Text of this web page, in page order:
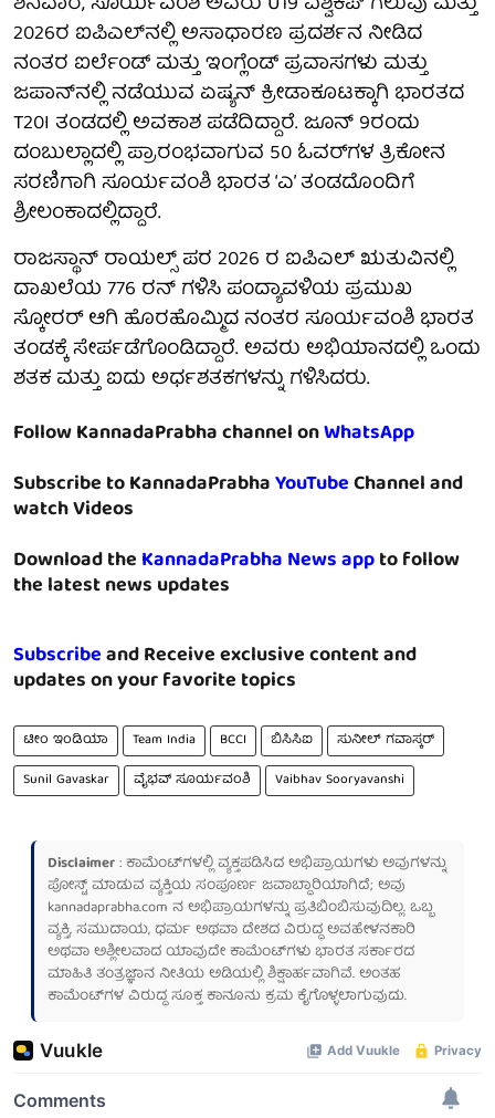
2026ರ ಐಪಿಎಲ್‌ನಲ್ಲಿ ಅಸಾಧಾರಣ ಪ್ರದರ್ಶನ ನೀಡಿದ
ನಂತರ ಐರ್ಲೆಂಡ್ ಮತ್ತು ಇಂಗ್ಲೆಂಡ್ ಪ್ರವಾಸಗಳು ಮತ್ತು
ಜಪಾನ್‌ನಲ್ಲಿ ನಡೆಯುವ ಏಷ್ಯನ್ ಕ್ರೀಡಾಕೂಟಕ್ಕಾಗಿ ಭಾರತದ
T20I ತಂಡದಲ್ಲಿ ಅವಕಾಶ ಪಡೆದಿದ್ದಾರೆ. ಜೂನ್ 9ರಂದು
ದಂಬುಲ್ಲಾದಲ್ಲಿ ಪ್ರಾರಂಭವಾಗುವ 50 ಓವರ್‌ಗಳ ತ್ರಿಕೋನ
ಸರಣಿಗಾಗಿ ಸೂರ್ಯವಂಶಿ ಭಾರತ ‘ಎ’ ತಂಡದೊಂದಿಗೆ
ಶ್ರೀಲಂಕಾದಲ್ಲಿದ್ದಾರೆ.
ರಾಜಸ್ಥಾನ್ ರಾಯಲ್ಸ್ ಪರ 2026 ರ ಐಪಿಎಲ್ ಋತುವಿನಲ್ಲಿ
ದಾಖಲೆಯ 776 ರನ್ ಗಳಿಸಿ ಪಂದ್ಯಾವಳಿಯ ಪ್ರಮುಖ
ಸ್ಕೋರರ್ ಆಗಿ ಹೊರಹೊಮ್ಮಿದ ನಂತರ ಸೂರ್ಯವಂಶಿ ಭಾರತ
ತಂಡಕ್ಕೆ ಸೇರ್ಪಡೆಗೊಂಡಿದ್ದಾರೆ. ಅವರು ಅಭಿಯಾನದಲ್ಲಿ ಒಂದು
ಶತಕ ಮತ್ತು ಐದು ಅರ್ಧಶತಕಗಳನ್ನು ಗಳಿಸಿದರು.
Follow KannadaPrabha channel onWhatsApp
Subscribe to KannadaPrabhaYouTubeChannel and
watch Videos
Download theKannadaPrabha News appto follow
the latest news updates
Subscribeand Receive exclusive content and
updates on your favorite topics
ಟೀಂ ಇಂಡಿಯಾ Team India BCCI ಬಿಸಿಸಿಐ
ಸುನೀಲ್ ಗವಾಸ್ಕರ್
Sunil Gavaskar
ವೈಭವ್ ಸೂರ್ಯವಂಶಿ Vaibhav Sooryavanshi
Disclaimer: ಕಾಮೆಂಟ್‌ಗಳಲ್ಲಿ ವ್ಯಕ್ತಪಡಿಸಿದ ಅಭಿಪ್ರಾಯಗಳು ಅವುಗಳನ್ನು
ಪೋಸ್ಟ್ ಮಾಡುವ ವ್ಯಕ್ತಿಯ ಸಂಪೂರ್ಣ ಜವಾಬ್ದಾರಿಯಾಗಿದೆ; ಅವು
kannadaprabha.com ನ ಅಭಿಪ್ರಾಯಗಳನ್ನು ಪ್ರತಿಬಿಂಬಿಸುವುದಿಲ್ಲ. ಒಬ್ಬ
ವ್ಯಕ್ತಿ, ಸಮುದಾಯ, ಧರ್ಮ ಅಥವಾ ದೇಶದ ವಿರುದ್ಧ ಅವಹೇಳನಕಾರಿ
ಅಥವಾ ಅಶ್ಲೀಲವಾದ ಯಾವುದೇ ಕಾಮೆಂಟ್‌ಗಳು ಭಾರತ ಸರ್ಕಾರದ
ಮಾಹಿತಿ ತಂತ್ರಜ್ಞಾನ ನೀತಿಯ ಅಡಿಯಲ್ಲಿ ಶಿಕ್ಷಾರ್ಹವಾಗಿವೆ. ಅಂತಹ
ಕಾಮೆಂಟ್‌ಗಳ ವಿರುದ್ಧ ಸೂಕ್ತ ಕಾನೂನು ಕ್ರಮ ಕೈಗೊಳ್ಳಲಾಗುವುದು.